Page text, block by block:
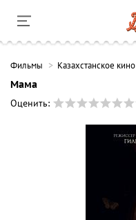
Фильмы Казахстанское кино
Мама
Оценить: